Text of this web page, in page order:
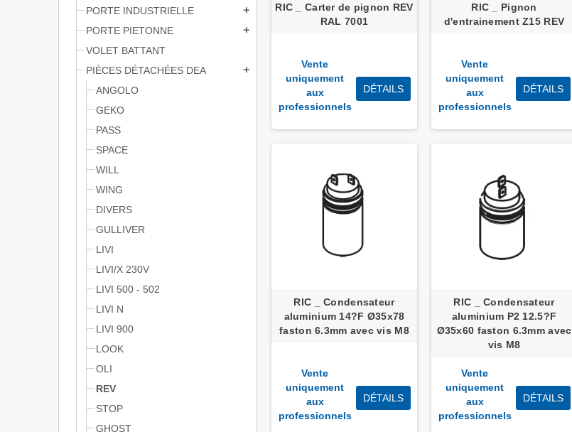
PORTE INDUSTRIELLE add
PORTE PIETONNE add
VOLET BATTANT
PIÈCES DÉTACHÉES DEA
add
ANGOLO
GEKO
PASS
SPACE
WILL
WING
DIVERS
GULLIVER
LIVI
LIVI/X 230V
LIVI 500 - 502
LIVI N
LIVI 900
LOOK
OLI
REV
STOP
GHOST
RIC _ Carter de pignon REV
RAL 7001
Vente
uniquement
aux
professionnels
DÉTAILS
RIC _ Pignon
d'entrainement Z15 REV
Vente
uniquement
aux
professionnels
DÉTAILS
RIC _ Condensateur
aluminium 14?F Ø35x78
faston 6.3mm avec vis M8
Vente
uniquement
aux
professionnels
DÉTAILS
RIC _ Condensateur
aluminium P2 12.5?F
Ø35x60 faston 6.3mm avec
vis M8
Vente
uniquement
aux
professionnels
DÉTAILS